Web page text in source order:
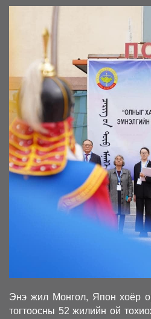
Энэ жил Монгол, Япон хоёр
тогтоосны 52 жилийн ой